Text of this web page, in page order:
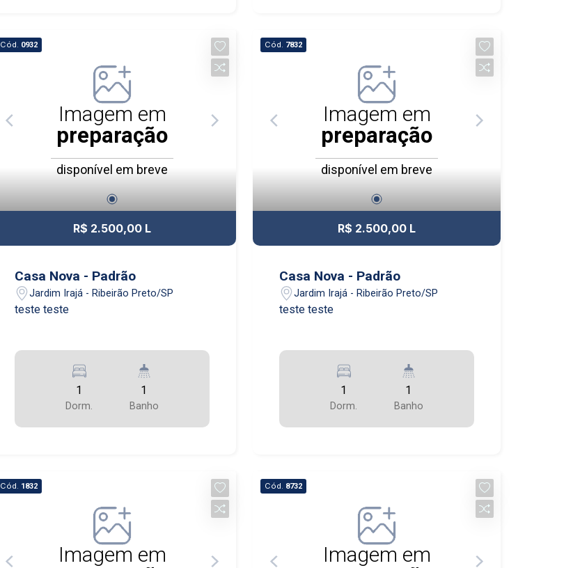
Cód. 0932
Imagem em
preparação
disponível em breve
R$ 2.500,00 L
Casa Nova - Padrão
Jardim Irajá - Ribeirão Preto/SP
teste teste
1
Dorm.
1
Banho
Cód. 7832
Imagem em
preparação
disponível em breve
R$ 2.500,00 L
Casa Nova - Padrão
Jardim Irajá - Ribeirão Preto/SP
teste teste
1
Dorm.
1
Banho
Cód. 1832
Imagem em
Cód. 8732
Imagem em